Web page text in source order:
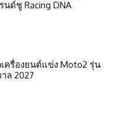
ด์ชู Racing DNA
ครื่องยนต์แข่ง Moto2 รุ่น
ล 2027